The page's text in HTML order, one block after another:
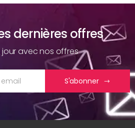
dernières offres
jour avec nos offres
S'abonner